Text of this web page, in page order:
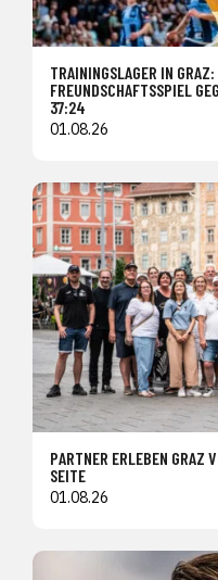
TRAININGSLAGER IN
FREUNDSCHAFTSSPIEL
37:24
01.08.26
PARTNER ERLEBEN GRAZ
SEITE
01.08.26